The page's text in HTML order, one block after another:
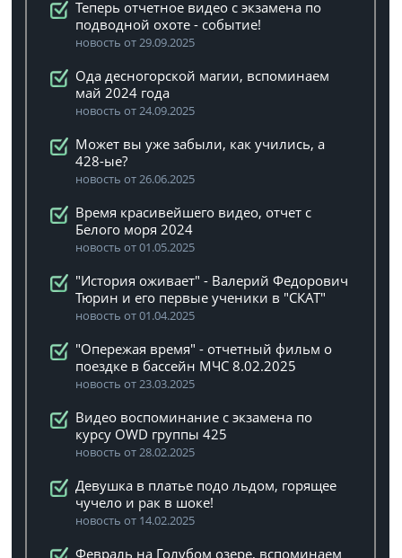
Теперь отчетное видео с экзамена по
подводной охоте - событие!
новость от 29.09.2025
Ода десногорской магии, вспоминаем
май 2024 года
новость от 24.09.2025
Может вы уже забыли, как учились, а
428-ые?
новость от 26.06.2025
Время красивейшего видео, отчет с
Белого моря 2024
новость от 01.05.2025
"История оживает" - Валерий Федорович
Тюрин и его первые ученики в "СКАТ"
новость от 01.04.2025
"Опережая время" - отчетный фильм о
поездке в бассейн МЧС 8.02.2025
новость от 23.03.2025
Видео воспоминание с экзамена по
курсу OWD группы 425
новость от 28.02.2025
Девушка в платье подо льдом, горящее
чучело и рак в шоке!
новость от 14.02.2025
Февраль на Голубом озере, вспоминаем